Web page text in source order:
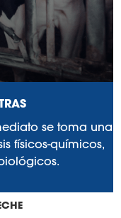
se toma una
físicos-químicos,